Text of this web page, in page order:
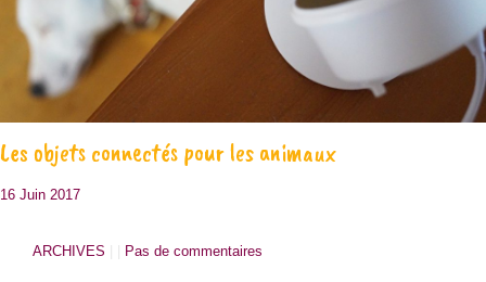
Les objets connectés pour les animaux
16 Juin 2017
ARCHIVES Pas de commentaires